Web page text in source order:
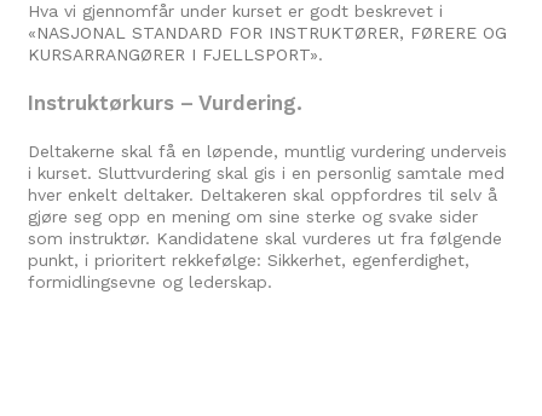
Hva vi gjennomfår under kurset er godt beskrevet i
«NASJONAL STANDARD FOR INSTRUKTØRER, FØRERE OG
KURSARRANGØRER I FJELLSPORT».
Instruktørkurs – Vurdering.
Deltakerne skal få en løpende, muntlig vurdering underveis
i kurset. Sluttvurdering skal gis i en personlig samtale med
hver enkelt deltaker. Deltakeren skal oppfordres til selv å
gjøre seg opp en mening om sine sterke og svake sider
som instruktør. Kandidatene skal vurderes ut fra følgende
punkt, i prioritert rekkefølge: Sikkerhet, egenferdighet,
formidlingsevne og lederskap.